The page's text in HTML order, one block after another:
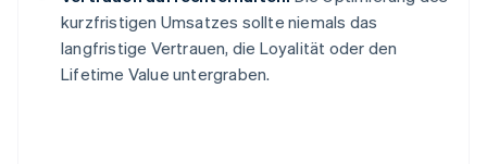
kurzfristigen Umsatzes sollte niemals das
langfristige Vertrauen, die Loyalität oder den
Lifetime Value untergraben.